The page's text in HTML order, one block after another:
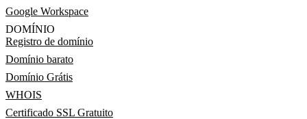
Google Workspace
DOMÍNIO
Registro de domínio
Domínio barato
Domínio Grátis
WHOIS
Certificado SSL Gratuito